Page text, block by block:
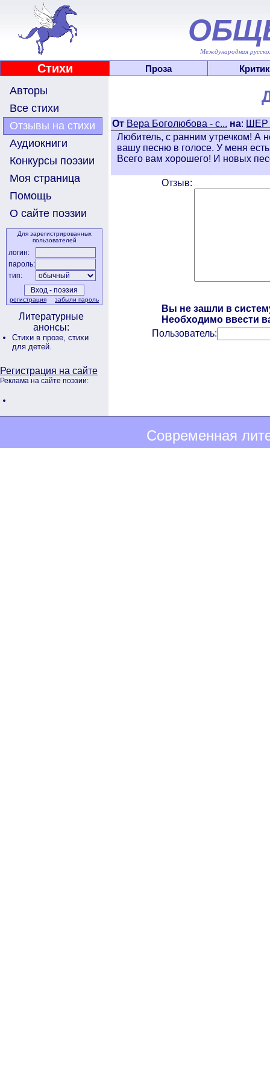
Международная
Стихи Проза
Авторы
Все стихи
Отзывы на стихи
Аудиокниги
Конкурсы поэзии
Моя страница
Помощь
О сайте поэзии
Для зарегистрированных
пользователей
логин:
пароль:
тип:
регистрация забыли пароль
Литературные
анонсы:
Стихи в прозе, стихи
для детей.
Регистрация на сайте
Реклама на сайте поэзии:
От Вера Боголюбова - с... на:
Любитель, с ранним утречком! А
вашу песню в голосе. У меня
Всего вам хорошего! И новых
Отзыв:
Вы не зашли в
Необходимо ввести
Пользователь:
Современная